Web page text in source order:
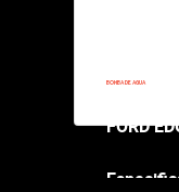
BOMBA DE AGUA
FORD